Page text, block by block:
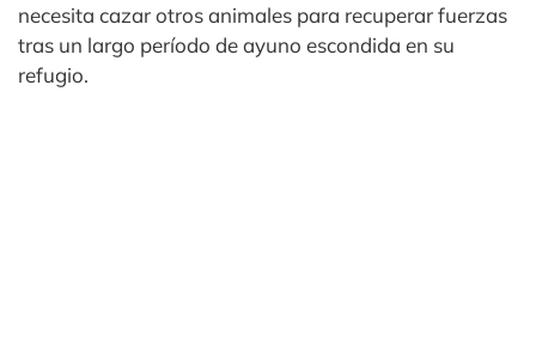
necesita cazar otros animales para recuperar fuerzas
tras un largo período de ayuno escondida en su
refugio.